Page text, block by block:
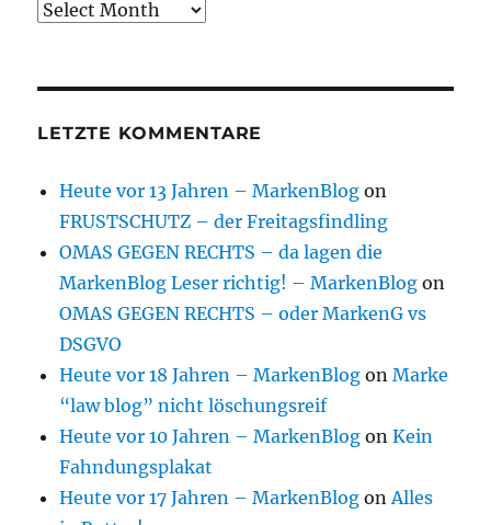
Archive
LETZTE KOMMENTARE
Heute vor 13 Jahren – MarkenBlog on
FRUSTSCHUTZ – der Freitagsfindling
OMAS GEGEN RECHTS – da lagen die
MarkenBlog Leser richtig! – MarkenBlog on
OMAS GEGEN RECHTS – oder MarkenG vs
DSGVO
Heute vor 18 Jahren – MarkenBlog onMarke
“law blog” nicht löschungsreif
Heute vor 10 Jahren – MarkenBlog onKein
Fahndungsplakat
Heute vor 17 Jahren – MarkenBlog onAlles